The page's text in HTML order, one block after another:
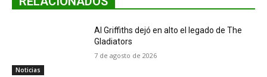
Noticias
Al Griffiths dejó en alto el legado de The
Gladiators
7 de agosto de 2026